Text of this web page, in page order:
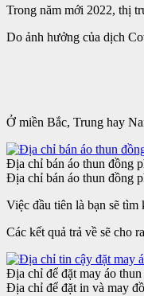
Trong năm mới 2022, thị
Do ảnh hưởng của dịch
Ở miền Bắc, Trung hay
Địa chỉ bán áo thun đồng
Địa chỉ bán áo thun đồng
Việc đầu tiên là bạn sẽ
Các kết quả trả về sẽ cho
Địa chỉ để đặt may áo
Địa chỉ để đặt in và may